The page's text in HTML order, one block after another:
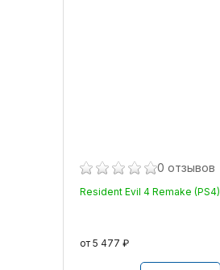
0 отзывов
Resident Evil 4 Remake (PS4)
от 5 477 ₽